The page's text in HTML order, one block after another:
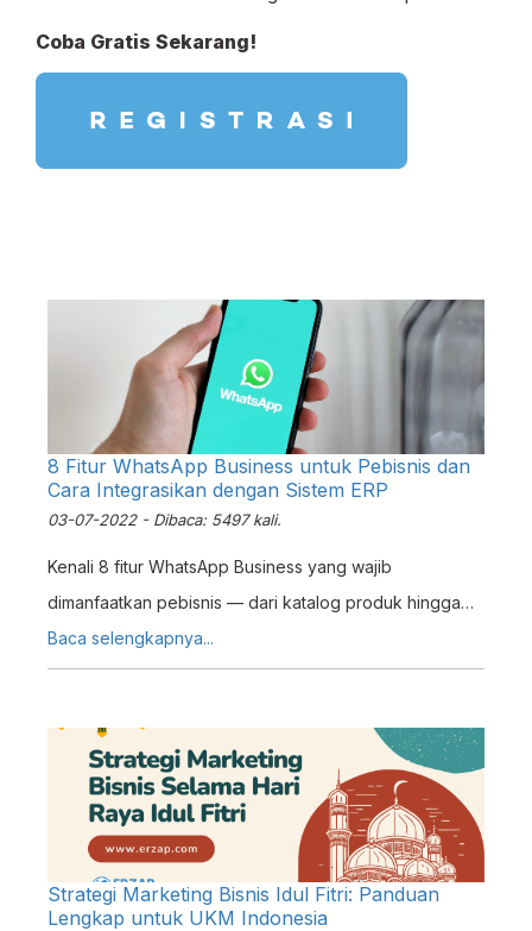
Coba Gratis Sekarang!
8 Fitur WhatsApp Business untuk Pebisnis dan
Cara Integrasikan dengan Sistem ERP
03-07-2022 - Dibaca: 5497 kali.
Kenali 8 fitur WhatsApp Business yang wajib
dimanfaatkan pebisnis — dari katalog produk hingga
balas otomatis — plus tips integrasi dengan sistem ERP
untuk UKM.
Baca selengkapnya...
Strategi Marketing Bisnis Idul Fitri: Panduan
Lengkap untuk UKM Indonesia